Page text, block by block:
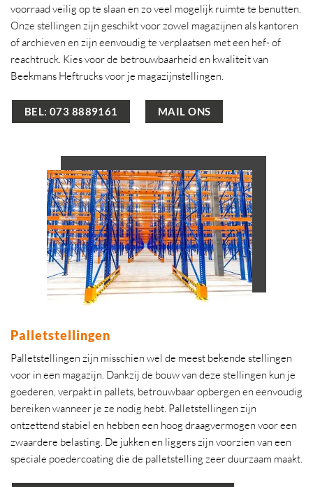
voorraad veilig op te slaan en zo veel mogelijk ruimte te benutten.
Onze stellingen zijn geschikt voor zowel magazijnen als kantoren
of archieven en zijn eenvoudig te verplaatsen met een hef- of
reachtruck. Kies voor de betrouwbaarheid en kwaliteit van
Beekmans Heftrucks voor je magazijnstellingen.
BEL: 073 8889161 MAIL ONS
Palletstellingen
Palletstellingen zijn misschien wel de meest bekende stellingen
voor in een magazijn. Dankzij de bouw van deze stellingen kun je
goederen, verpakt in pallets, betrouwbaar opbergen en eenvoudig
bereiken wanneer je ze nodig hebt. Palletstellingen zijn
ontzettend stabiel en hebben een hoog draagvermogen voor een
zwaardere belasting. De jukken en liggers zijn voorzien van een
speciale poedercoating die de palletstelling zeer duurzaam maakt.